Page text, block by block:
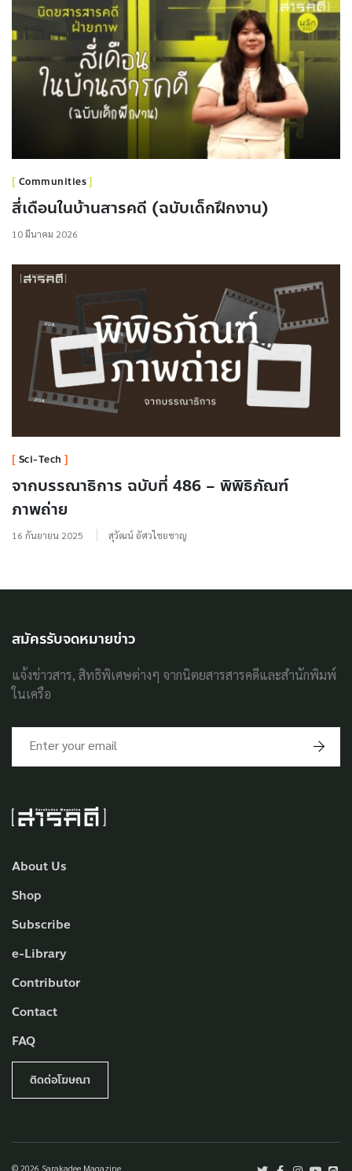
Communities
สี่เดือนในบ้านสารคดี (ฉบับเด็กฝึกงาน)
10 มีนาคม 2026
Sci-Tech
จากบรรณาธิการ ฉบับที่ 486 – พิพิธิภัณฑ์
ภาพถ่าย
16 กันยายน 2025 สุวัฒน์ อัศวไชยชาญ
About Us
Shop
Subscribe
e-Library
Contributor
Contact
FAQ
ติดต่อโฆษณา
© 2026 Sarakadee Magazine
สมัครรับจดหมายข่าว
แจ้งข่าวสาร, สิทธิพิเศษต่างๆ จากนิตยสารสารคดีและสำนักพิมพ์
ในเครือ